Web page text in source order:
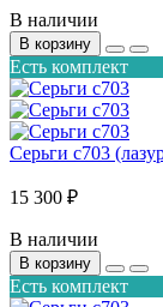
В наличии
В корзину
Есть комплект
Серьги с703
15 300 ₽
В наличии
В корзину
Есть комплект